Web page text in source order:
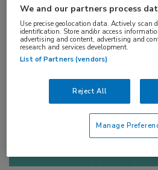
Log hier in om volledige
toegang te krijgen.
ofAccount maken
We and our partners process
Use precise geolocation data. Actively scan
identification. Store and/or access
advertising and content, advertising and
research and services development.
List of Partners (vendors)
Reject All
Manage